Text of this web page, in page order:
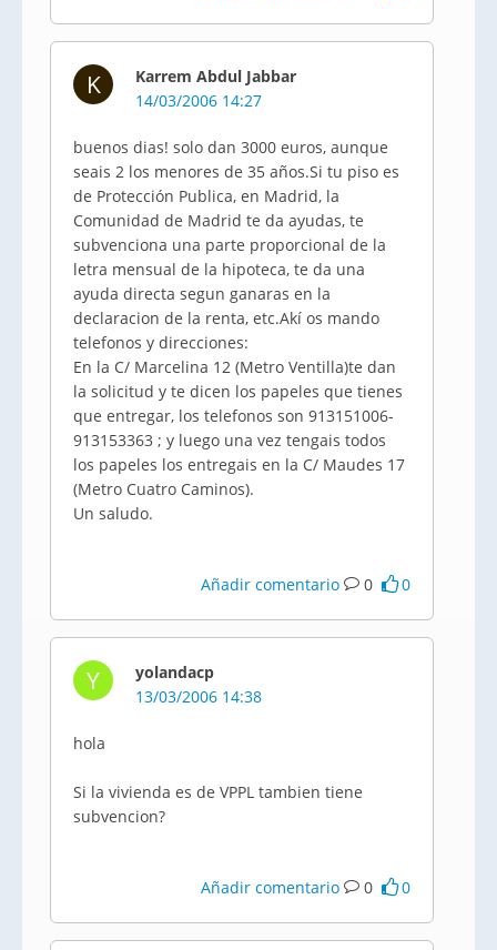
K
Karrem Abdul Jabbar
14/03/2006 14:27
buenos dias! solo dan 3000 euros, aunque
seais 2 los menores de 35 años.Si tu piso es
de Protección Publica, en Madrid, la
Comunidad de Madrid te da ayudas, te
subvenciona una parte proporcional de la
letra mensual de la hipoteca, te da una
ayuda directa segun ganaras en la
declaracion de la renta, etc.Akí os mando
telefonos y direcciones:
En la C/ Marcelina 12 (Metro Ventilla)te dan
la solicitud y te dicen los papeles que tienes
que entregar, los telefonos son 913151006-
913153363 ; y luego una vez tengais todos
los papeles los entregais en la C/ Maudes 17
(Metro Cuatro Caminos).
Un saludo.
Añadir comentario 0 0
Y
yolandacp
13/03/2006 14:38
hola
Si la vivienda es de VPPL tambien tiene
subvencion?
Añadir comentario 0 0